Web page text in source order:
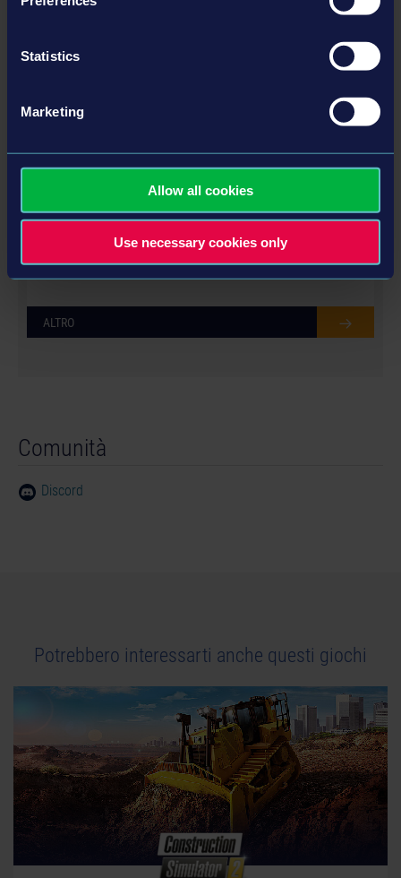
Statistics
Marketing
Allow all cookies
Use necessary cookies only
DLC
2,99 USD
ALTRO
Comunità
Discord
Potrebbero interessarti anche questi giochi